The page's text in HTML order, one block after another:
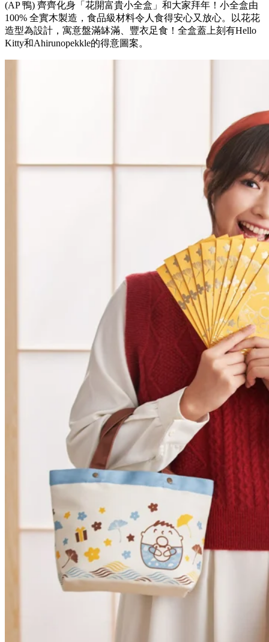
(AP 鴨) 齊齊化身「花開富貴小全盒」和大家拜年！小全盒由
100% 全實木製造，食品級材料令人食得安心又放心。以花花
造型為設計，寓意盤滿缽滿、豐衣足食！全盒蓋上刻有Hello
Kitty和Ahirunopekkle的得意圖案。